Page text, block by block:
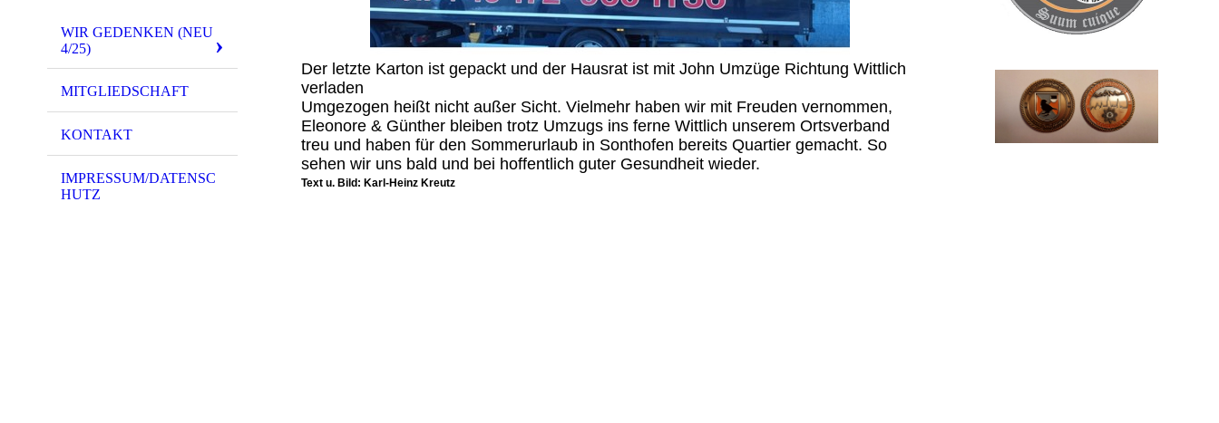
WIR GEDENKEN (NEU
4/25)
MITGLIEDSCHAFT
KONTAKT
IMPRESSUM/DATENSC
HUTZ
Der letzte Karton ist gepackt und der Hausrat ist mit John Umzüge Richtung Wittlich
verladen
Umgezogen heißt nicht außer Sicht. Vielmehr haben wir mit Freuden vernommen,
Eleonore & Günther bleiben trotz Umzugs ins ferne Wittlich unserem Ortsverband
treu und haben für den Sommerurlaub in Sonthofen bereits Quartier gemacht. So
sehen wir uns bald und bei hoffentlich guter Gesundheit wieder.
Text u. Bild: Karl-Heinz Kreutz